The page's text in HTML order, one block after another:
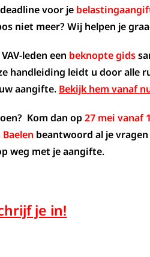
voor je
niet meer? Wij helpen je
leden een beknopte gids
handleiding leidt u door alle
aangifte. Bekijk hemvanaf
Kom dan op27 mei vanaf
Baelen beantwoord al je
weg met je aangifte.
je in!